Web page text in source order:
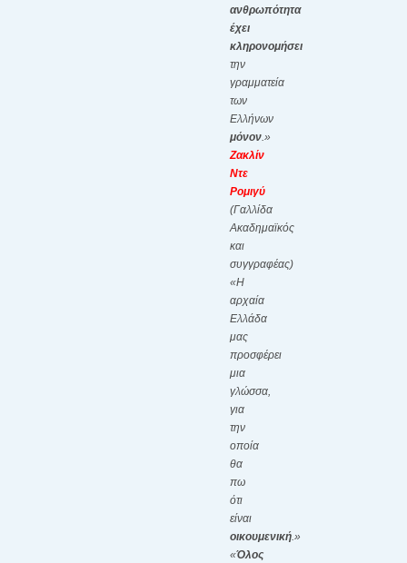
ανθρωπότητα
έχει
κληρονομήσει
την
γραμματεία
των
Ελλήνων
μόνον.»
Ζακλίν
Ντε
Ρομιγύ
(Γαλλίδα
Ακαδημαϊκός
και
συγγραφέας)
«Η
αρχαία
Ελλάδα
μας
προσφέρει
μια
γλώσσα,
για
την
οποία
θα
πω
ότι
είναι
οικουμενική.»
«Όλος